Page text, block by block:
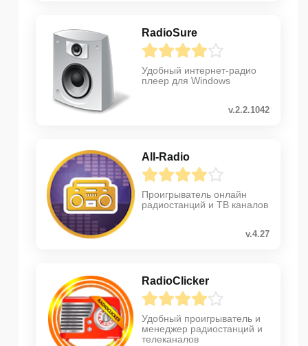
RadioSure
Удобный интернет-радио
плеер для Windows
v.2.2.1042
All-Radio
Проигрыватель онлайн
радиостанций и ТВ каналов
v.4.27
RadioClicker
Удобный проигрыватель и
менеджер радиостанций и
телеканалов